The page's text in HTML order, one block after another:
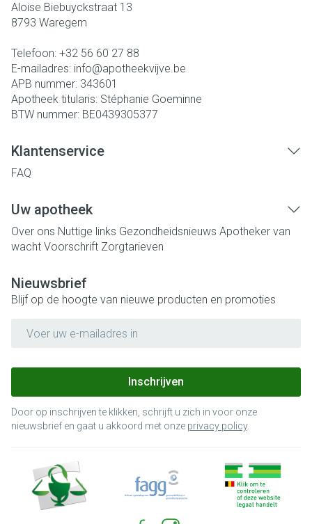
Aloise Biebuyckstraat 13
8793 Waregem
Telefoon: +32 56 60 27 88
E-mailadres: info@apotheekvijve.be
APB nummer: 343601
Apotheek titularis: Stéphanie Goeminne
BTW nummer: BE0439305377
Klantenservice
FAQ
Uw apotheek
Over ons Nuttige links Gezondheidsnieuws Apotheker van
wacht Voorschrift Zorgtarieven
Nieuwsbrief
Blijf op de hoogte van nieuwe producten en promoties
Inschrijven
Door op inschrijven te klikken, schrijft u zich in voor onze
nieuwsbrief en gaat u akkoord met onze privacy policy.